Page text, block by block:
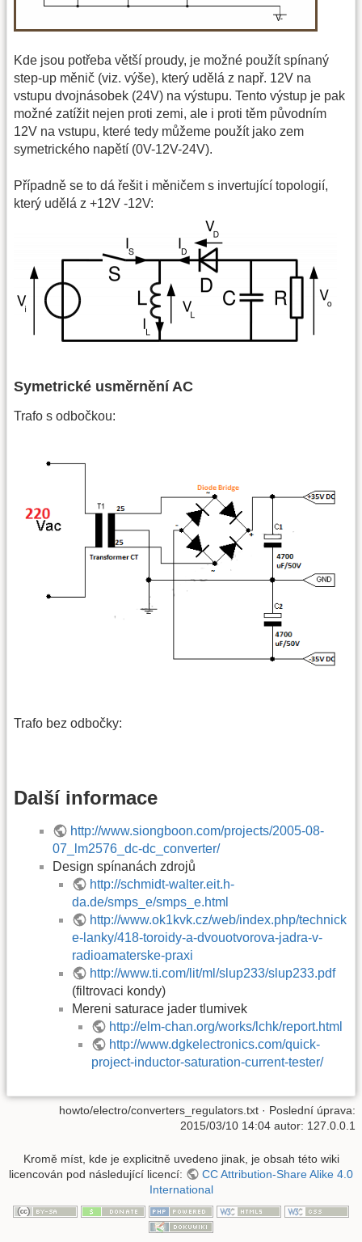
Kde jsou potřeba větší proudy, je možné použít spínaný
step-up měnič (viz. výše), který udělá z např. 12V na
vstupu dvojnásobek (24V) na výstupu. Tento výstup je pak
možné zatížit nejen proti zemi, ale i proti těm původním
12V na vstupu, které tedy můžeme použít jako zem
symetrického napětí (0V-12V-24V).
Případně se to dá řešit i měničem s invertující topologií,
který udělá z +12V -12V:
Symetrické usměrnění AC
Trafo s odbočkou:
Trafo bez odbočky:
Další informace
http://www.siongboon.com/projects/2005-08-
07_lm2576_dc-dc_converter/
Design spínanách zdrojů
http://schmidt-walter.eit.h-
da.de/smps_e/smps_e.html
http://www.ok1kvk.cz/web/index.php/technick
e-lanky/418-toroidy-a-dvouotvorova-jadra-v-
radioamaterske-praxi
http://www.ti.com/lit/ml/slup233/slup233.pdf
(filtrovaci kondy)
Mereni saturace jader tlumivek
http://elm-chan.org/works/lchk/report.html
http://www.dgkelectronics.com/quick-
project-inductor-saturation-current-tester/
howto/electro/converters_regulators.txt · Poslední úprava:
2015/03/10 14:04 autor: 127.0.0.1
Kromě míst, kde je explicitně uvedeno jinak, je obsah této wiki
licencován pod následující licencí:
CC Attribution-Share Alike 4.0
International